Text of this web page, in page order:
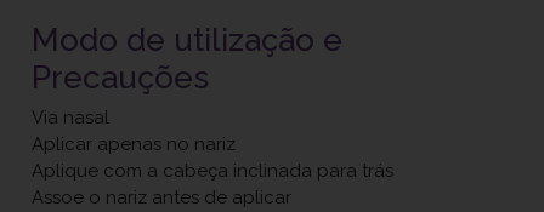
Modo de utilização e
Precauções
Via nasal
Aplicar apenas no nariz
Aplique com a cabeça inclinada para trás
Assoe o nariz antes de aplicar